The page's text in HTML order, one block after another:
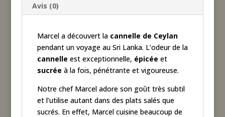
Avis (0)
Marcel a découvert la cannelle de Ceylan
pendant un voyage au Sri Lanka. L’odeur de la
cannelle est exceptionnelle, épicée et
sucrée à la fois, pénétrante et vigoureuse.
Notre chef Marcel adore son goût très subtil
et l’utilise autant dans des plats salés que
sucrés. En effet, Marcel cuisine beaucoup de